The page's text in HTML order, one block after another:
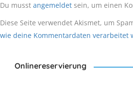
Du musst angemeldet sein, um einen
Diese Seite verwendet Akismet, um
wie deine Kommentardaten verarbeitet
Onlinereservierung